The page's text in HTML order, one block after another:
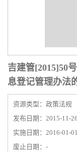
吉建管[2015]50
息登记管理办法
资源类型：政策法规
发布日期：2015-11-26
实施日期：2016-01-01
废止日期：-